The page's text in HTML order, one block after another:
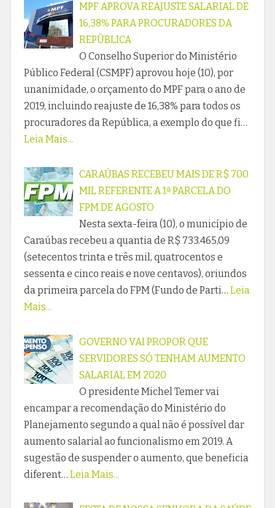
MPF APROVA REAJUSTE SALARIAL DE
16,38% PARA PROCURADORES DA
REPÚBLICA
O Conselho Superior do Ministério
Público Federal (CSMPF) aprovou hoje (10), por
unanimidade, o orçamento do MPF para o ano de
2019, incluindo reajuste de 16,38% para todos os
procuradores da República, a exemplo do que fi…
Leia Mais...
CARAÚBAS RECEBEU MAIS DE R$ 700
MIL REFERENTE A 1ª PARCELA DO
FPM DE AGOSTO
Nesta sexta-feira (10), o município de
Caraúbas recebeu a quantia de R$ 733.465,09
(setecentos trinta e três mil, quatrocentos e
sessenta e cinco reais e nove centavos), oriundos
da primeira parcela do FPM (Fundo de Parti… Leia
Mais...
GOVERNO VAI PROPOR QUE
SERVIDORES SÓ TENHAM AUMENTO
SALARIAL EM 2020
O presidente Michel Temer vai
encampar a recomendação do Ministério do
Planejamento segundo a qual não é possível dar
aumento salarial ao funcionalismo em 2019. A
sugestão de suspender o aumento, que beneficia
diferent… Leia Mais...